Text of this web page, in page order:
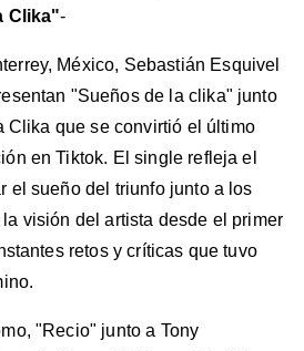
Clika"-
México, Sebastián Esquivel
"Sueños de la clika" junto
Clika que se convirtió el último
en Tiktok. El single refleja el
el sueño del triunfo junto a los
visión del artista desde el primer
retos y críticas que tuvo
"Recio" junto a Tony